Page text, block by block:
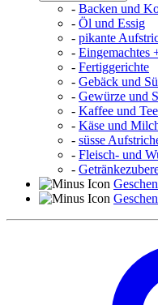
- Backen und
- Öl und Essig
- pikante
- Eingemachtes
- Fertiggerichte
- Gebäck und
- Gewürze und
- Kaffee und Tee
- Käse und
- süsse
- Fleisch- und
-